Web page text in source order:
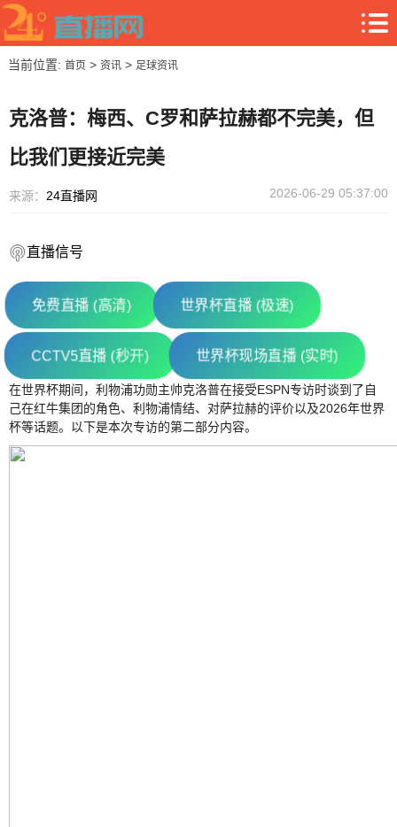
当前位置: 首页> 资讯> 足球资讯
克洛普：梅西、C罗和萨拉赫都不完美，但
比我们更接近完美
来源： 24直播网 2026-06-29 05:37:00
直播信号
免费直播 (高清) 世界杯直播 (极速)
CCTV5直播 (秒开) 世界杯现场直播 (实时)
在世界杯期间，利物浦功勋主帅克洛普在接受ESPN专访时谈到了自
己在红牛集团的角色、利物浦情结、对萨拉赫的评价以及2026年世界
杯等话题。以下是本次专访的第二部分内容。